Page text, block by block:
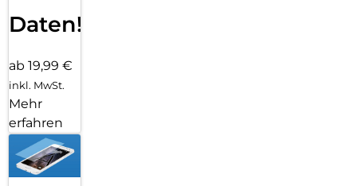
Daten!
ab 19,99 €
inkl. MwSt.
Mehr
erfahren